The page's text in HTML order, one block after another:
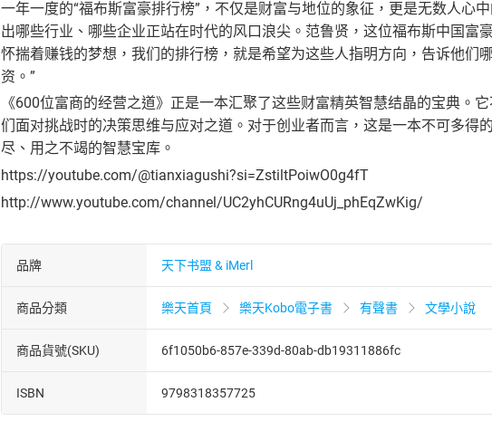
一年一度的“福布斯富豪排行榜”，不仅是财富与地位的象征，更是无数人心
出哪些行业、哪些企业正站在时代的风口浪尖。范鲁贤，这位福布斯中国富
怀揣着赚钱的梦想，我们的排行榜，就是希望为这些人指明方向，告诉他们
资。”
《600位富商的经营之道》正是一本汇聚了这些财富精英智慧结晶的宝典。
们面对挑战时的决策思维与应对之道。对于创业者而言，这是一本不可多得
尽、用之不竭的智慧宝库。
https://youtube.com/@tianxiagushi?si=ZstiltPoiwO0g4fT
http://www.youtube.com/channel/UC2yhCURng4uUj_phEqZwKig/
品牌 天下书盟 & iMerl
商品分類 樂天首頁 樂天Kobo電子書 有聲書 文學小說
商品貨號(SKU) 6f1050b6-857e-339d-80ab-db19311886fc
ISBN 9798318357725